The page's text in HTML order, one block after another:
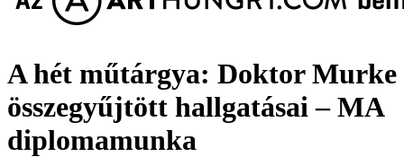
A hét műtárgya: Doktor Murke
összegyűjtött hallgatásai – MA
diplomamunka